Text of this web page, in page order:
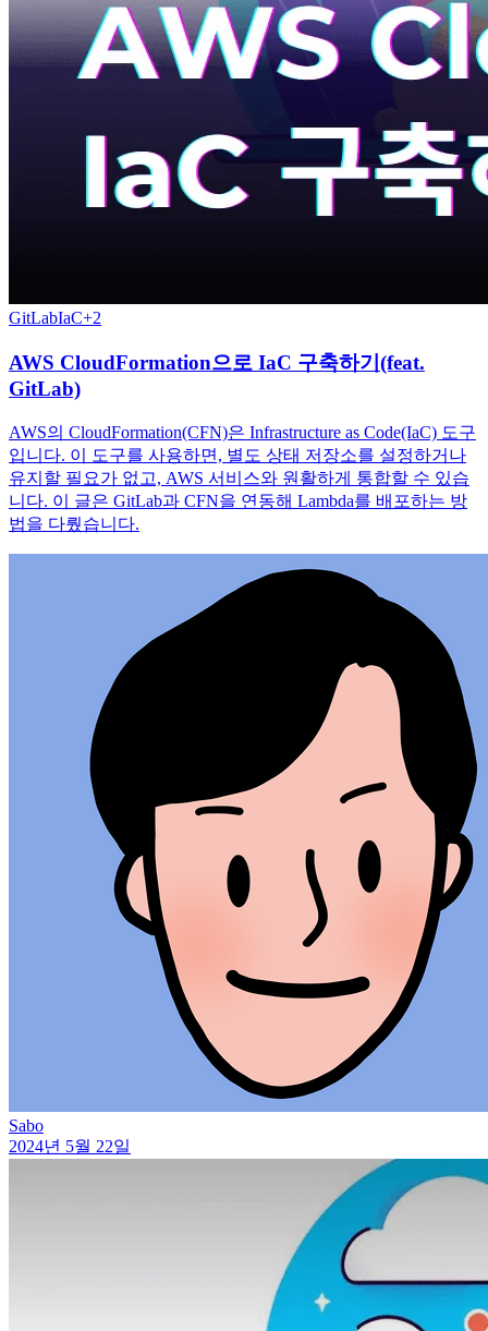
GitLabIaC+2
AWS CloudFormation으로 IaC 구축하기(feat.
GitLab)
AWS의 CloudFormation(CFN)은 Infrastructure as Code(IaC) 도구
입니다. 이 도구를 사용하면, 별도 상태 저장소를 설정하거나
유지할 필요가 없고, AWS 서비스와 원활하게 통합할 수 있습
니다. 이 글은 GitLab과 CFN을 연동해 Lambda를 배포하는 방
법을 다뤘습니다.
Sabo
2024년 5월 22일